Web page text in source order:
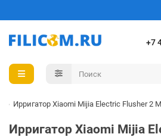
+7
Ирригатор Xiaomi Mijia Electric Flusher 2
Ирригатор Xiaomi Mijia